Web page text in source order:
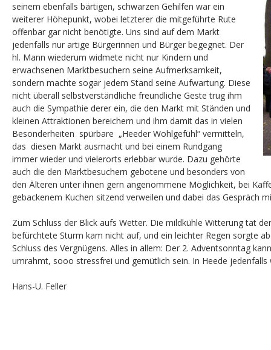
seinem ebenfalls bärtigen, schwarzen Gehilfen war ein
weiterer Höhepunkt, wobei letzterer die mitgeführte Rute
offenbar gar nicht benötigte. Uns sind auf dem Markt
jedenfalls nur artige Bürgerinnen und Bürger begegnet. Der
hl. Mann wiederum widmete nicht nur Kindern und
erwachsenen Marktbesuchern seine Aufmerksamkeit,
sondern machte sogar jedem Stand seine Aufwartung. Diese
nicht überall selbstverständliche freundliche Geste trug ihm
auch die Sympathie derer ein, die den Markt mit Ständen und
kleinen Attraktionen bereichern und ihm damit das in vielen
Besonderheiten spürbare „Heeder Wohlgefühl“ vermitteln,
das diesen Markt ausmacht und bei einem Rundgang
immer wieder und vielerorts erlebbar wurde. Dazu gehörte
auch die den Marktbesuchern gebotene und besonders von
den Älteren unter ihnen gern angenommene Möglichkeit, bei
gebackenem Kuchen sitzend verweilen und dabei das Gespräch
Zum Schluss der Blick aufs Wetter. Die mildkühle Witterung tat
befürchtete Sturm kam nicht auf, und ein leichter Regen sorgte
Schluss des Vergnügens. Alles in allem: Der 2. Adventsonntag
umrahmt, sooo stressfrei und gemütlich sein. In Heede jedenfalls
Hans-U. Feller